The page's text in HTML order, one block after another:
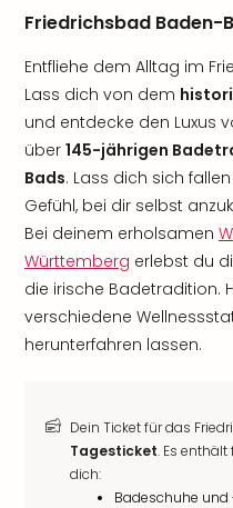
Friedrichsbad Baden-
Entfliehe dem Alltag im
Lass dich von dem
und entdecke den Luxus
über 145-jährigen
Bads. Lass dich sich
Gefühl, bei dir selbst
Bei deinem erholsamen
Württemberg erlebst du
die irische Badetradition.
verschiedene
herunterfahren lassen.
Dein Ticket für das
Tagesticket. Es
dich:
Badeschuhe